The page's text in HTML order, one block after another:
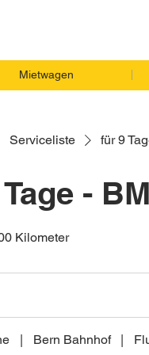
Mietwagen
Serviceliste für 9
-
Kilometer
| Bern Bahnhof |